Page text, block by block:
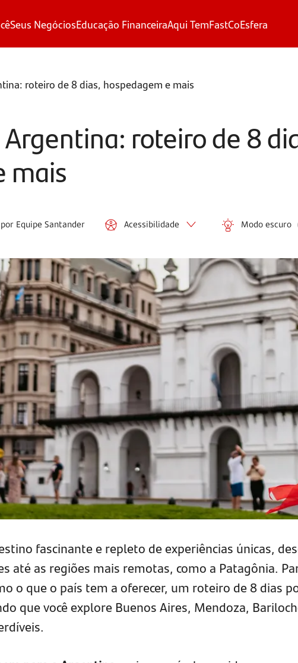
Seus NegóciosEducação FinanceiraAqui TemFastCoEsfera
roteiro de 8 dias, hospedagem e mais
roteiro de 8
mais
por Equipe Santander Acessibilidade Modo escuro
fascinante e repleto de experiências únicas,
até as regiões mais remotas, como a Patagônia.
o que o país tem a oferecer, um roteiro de 8 dias
que você explore Buenos Aires, Mendoza,